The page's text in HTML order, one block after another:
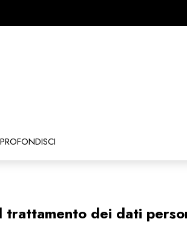
trattamento dei dati